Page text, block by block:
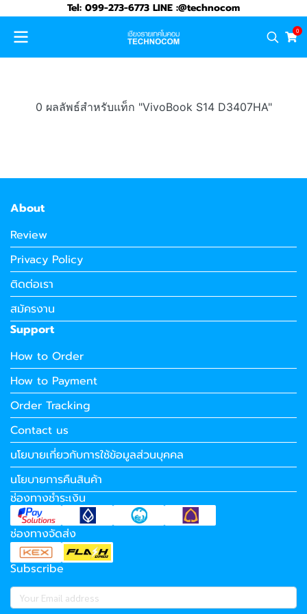
Tel: 099-273-6773 LINE :@technocom
0
0 ผลลัพธ์สำหรับแท็ก "VivoBook S14 D3407HA"
About
Review
Privacy Policy
ติดต่อเรา
สมัครงาน
Support
How to Order
How to Payment
Order Tracking
Contact us
นโยบายเกี่ยวกับการใช้ข้อมูลส่วนบุคคล
นโยบายการคืนสินค้า
ช่องทางชำระเงิน
ช่องทางจัดส่ง
Subscribe